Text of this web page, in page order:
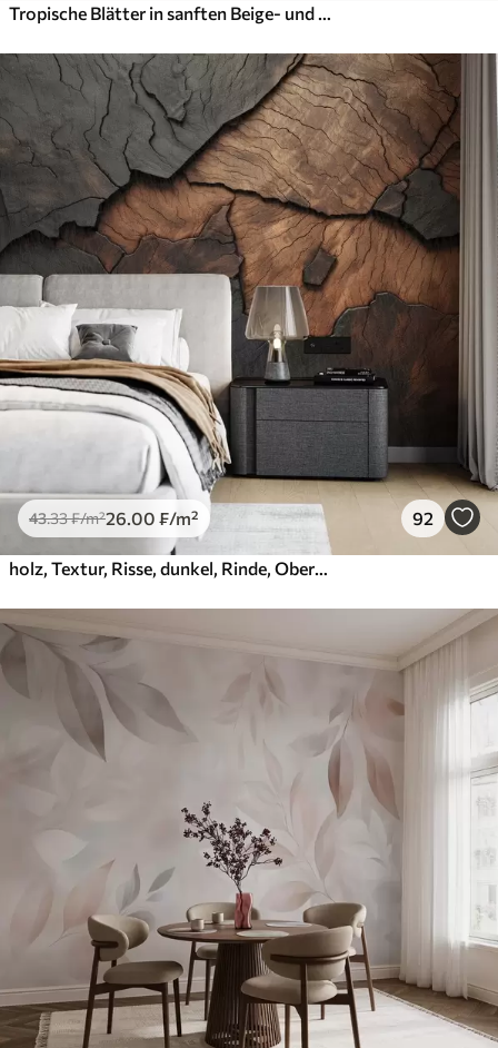
Tropische Blätter in sanften Beige- und Grüntönen, mit Aquarell-Effekt und sanften Farbübergängen
43.33₣/m²26.00 ₣/m² 92
holz, Textur, Risse, dunkel, Rinde, Oberfläche